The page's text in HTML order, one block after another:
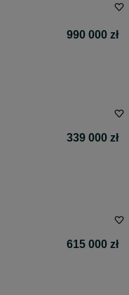
990 000 zł
339 000 zł
615 000 zł